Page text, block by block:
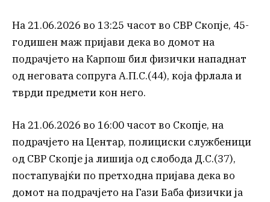
На 21.06.2026 во 13:25 часот во СВР Скопје, 45-
годишен маж пријави дека во домот на
подрачјето на Карпош бил физички нападнат
од неговата сопруга А.П.С.(44), која фрлала и
тврди предмети кон него.
На 21.06.2026 во 16:00 часот во Скопје, на
подрачјето на Центар, полициски службеници
од СВР Скопје ја лишија од слобода Д.С.(37),
постапувајќи по претходна пријава дека во
домот на подрачјето на Гази Баба физички ја